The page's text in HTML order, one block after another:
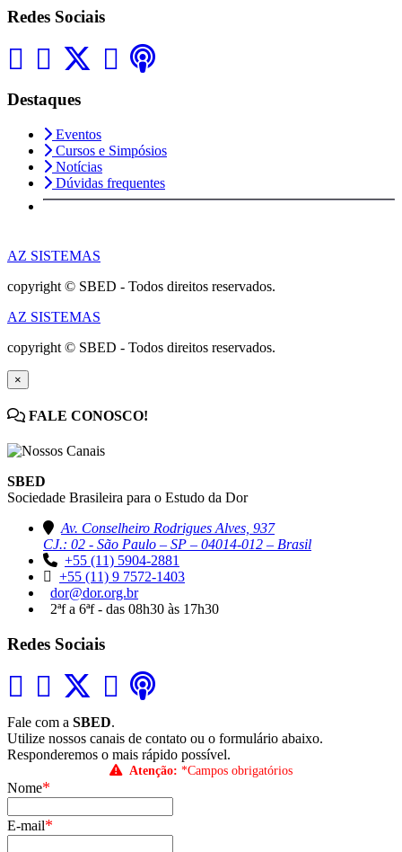
Redes Sociais
Destaques
Eventos
Cursos e Simpósios
Notícias
Dúvidas frequentes
AZ SISTEMAS
copyright © SBED - Todos direitos reservados.
AZ SISTEMAS
copyright © SBED - Todos direitos reservados.
×
FALE CONOSCO!
SBED
Sociedade Brasileira para o Estudo da Dor
Av. Conselheiro Rodrigues Alves, 937
CJ.: 02 - São Paulo – SP – 04014-012 – Brasil
+55 (11) 5904-2881
+55 (11) 9 7572-1403
dor@dor.org.br
2ªf a 6ªf - das 08h30 às 17h30
Redes Sociais
Fale com a SBED.
Utilize nossos canais de contato ou o formulário abaixo.
Responderemos o mais rápido possível.
Atenção: *Campos obrigatórios
Nome*
E-mail*